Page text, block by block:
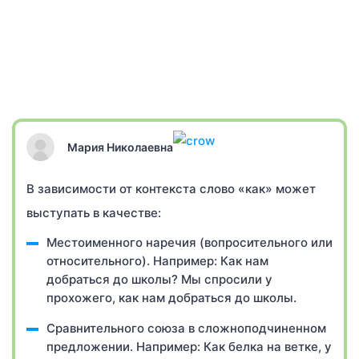
Мария Николаевна
В зависимости от контекста слово «как» может
выступать в качестве:
Местоименного наречия (вопросительного или
относительного). Например: Как нам
добраться до школы? Мы спросили у
прохожего, как нам добраться до школы.
Сравнительного союза в сложноподчиненном
предложении. Например: Как белка на ветке, у